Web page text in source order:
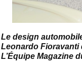
Le design
Leonardo Fioravanti
L’Équipe Magazine